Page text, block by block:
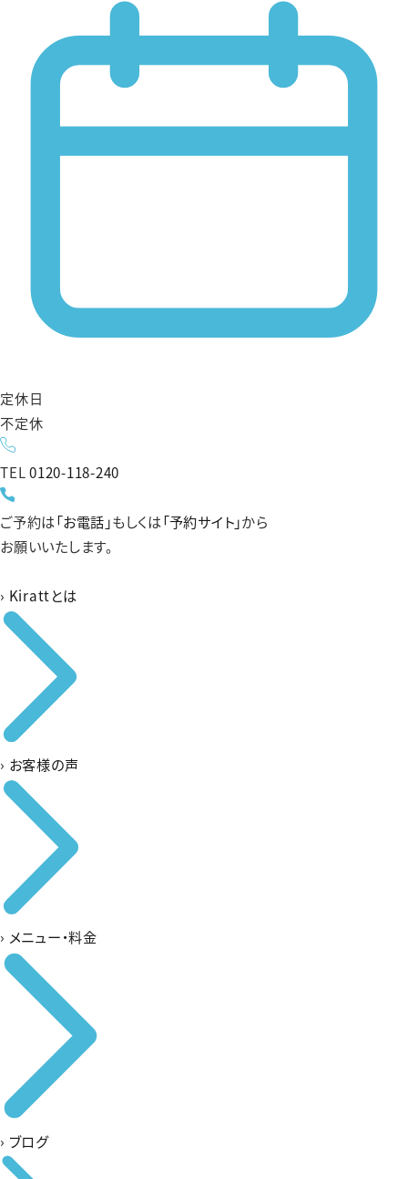
定休日
不定休
TEL0120-118-240
ご予約は「お電話」もしくは「予約サイト」から
お願いいたします。
› Kirattとは
› お客様の声
› メニュー・料金
› ブログ